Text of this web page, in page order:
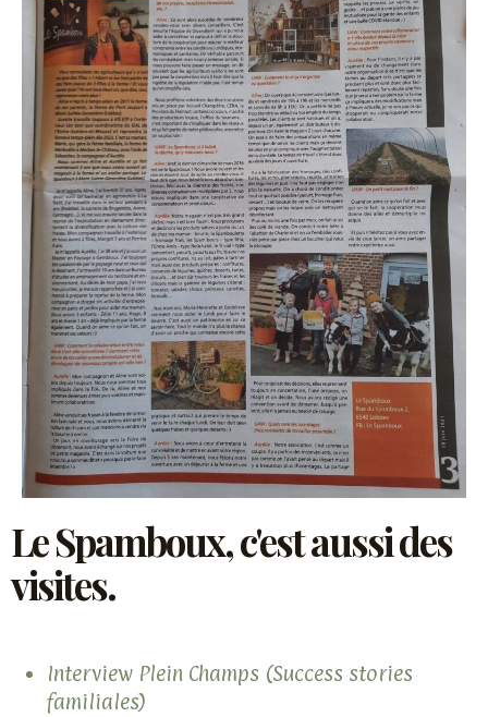
Le Spamboux, c'est aussi des
visites.
Interview Plein Champs (Success stories
familiales)